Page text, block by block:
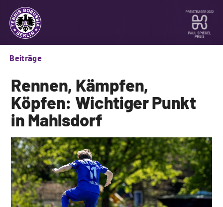
Beiträge
Rennen, Kämpfen,
Köpfen: Wichtiger Punkt
in Mahlsdorf